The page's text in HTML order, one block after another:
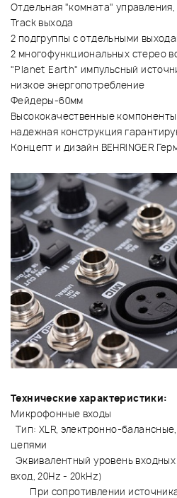
Отдельная "комната"
Track выхода
2 подгруппы с отдельными
2 многофункциональных стерео
"Planet Earth" импульсный
низкое энергопотребление
Фейдеры-60мм
Высококачественные
надежная конструкция
Концепт и дизайн BEHRINGER
Технические характеристики:
Микрофонные входы
Тип: XLR, электронно-
цепями
Эквивалентный уровень
вход, 20Hz - 20kHz)
При сопротивлении источника